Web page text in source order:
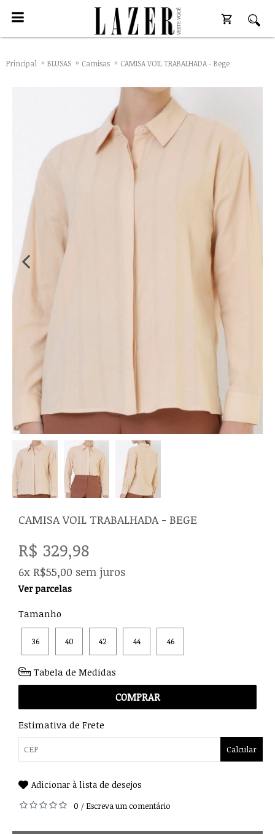
Principal BLUSAS Camisas CAMISA VOIL TRABALHADA - Bege
CAMISA VOIL TRABALHADA - BEGE
R$ 329,98
6x R$55,00 sem juros
Ver parcelas
Tamanho
36 40 42 44 46
Tabela de Medidas
COMPRAR
Estimativa de Frete
Calcular
Adicionar à lista de desejos
0 / Escreva um comentário